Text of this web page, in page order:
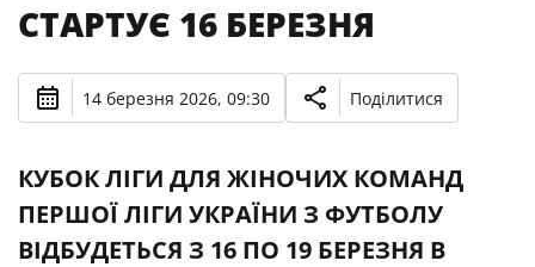
СТАРТУЄ 16 БЕРЕЗНЯ
14 березня 2026, 09:30 Поділитися
КУБОК ЛІГИ ДЛЯ ЖІНОЧИХ КОМАНД
ПЕРШОЇ ЛІГИ УКРАЇНИ З ФУТБОЛУ
ВІДБУДЕТЬСЯ З 16 ПО 19 БЕРЕЗНЯ В